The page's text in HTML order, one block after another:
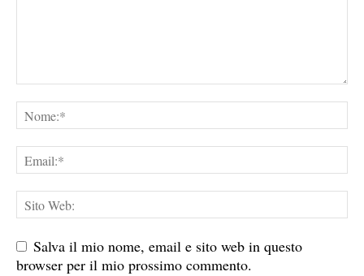
Salva il mio nome, email e sito web in questo
browser per il mio prossimo commento.